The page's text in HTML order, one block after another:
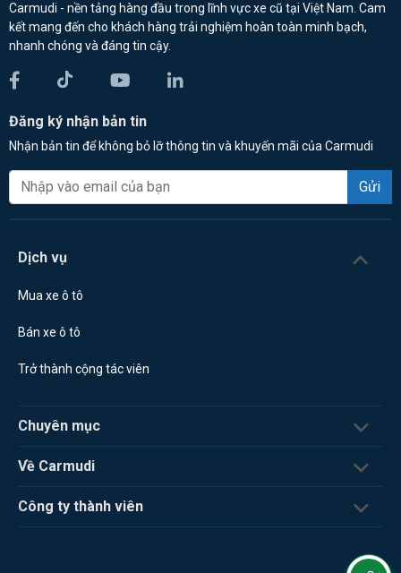
Carmudi - nền tảng hàng đầu trong lĩnh vực xe cũ tại Việt Nam. Cam
kết mang đến cho khách hàng trải nghiệm hoàn toàn minh bạch,
nhanh chóng và đáng tin cậy.
Đăng ký nhận bản tin
Nhận bản tin để không bỏ lỡ thông tin và khuyến mãi của Carmudi
Gửi
Dịch vụ
Mua xe ô tô
Bán xe ô tô
Trở thành cộng tác viên
Chuyên mục
Về Carmudi
Công ty thành viên